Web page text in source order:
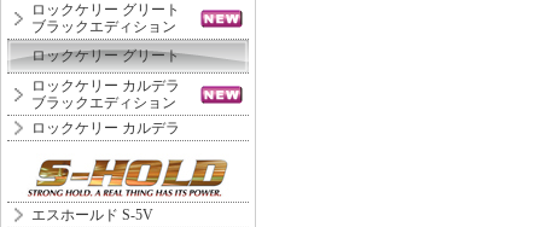
ロックケリー グリート
ブラックエディション
ロックケリー グリート
ロックケリー カルデラ
ブラックエディション
ロックケリー カルデラ
エスホールド S-5V